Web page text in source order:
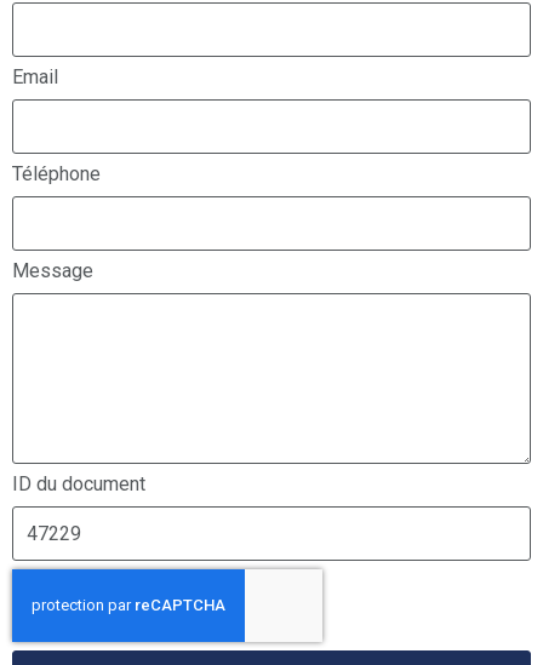
Email
Téléphone
Message
ID du document